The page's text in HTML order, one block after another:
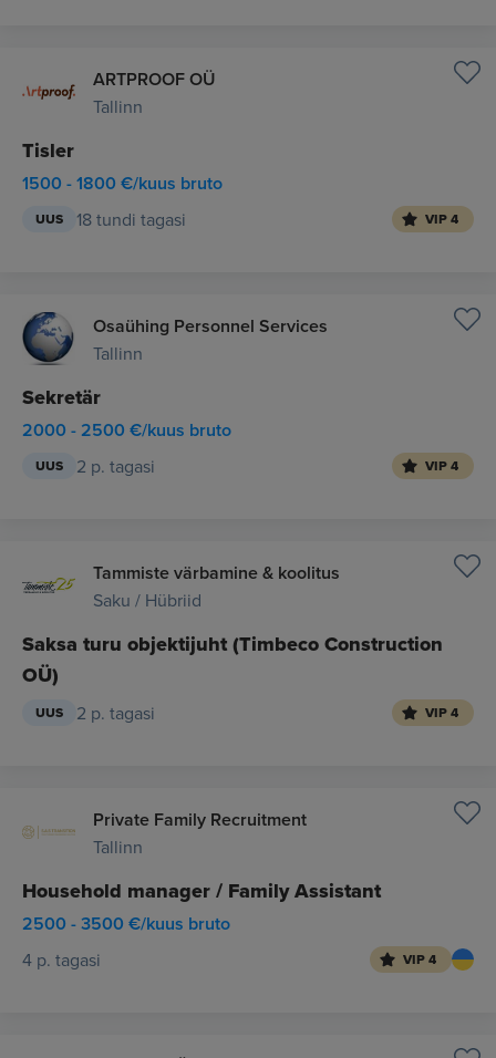
ARTPROOF OÜ
Tallinn
Tisler
1500 - 1800 €/kuus bruto
UUS 18 tundi tagasi VIP 4
Osaühing Personnel Services
Tallinn
Sekretär
2000 - 2500 €/kuus bruto
UUS 2 p. tagasi VIP 4
Tammiste värbamine & koolitus
Saku / Hübriid
Saksa turu objektijuht (Timbeco Construction
OÜ)
UUS 2 p. tagasi VIP 4
Private Family Recruitment
Tallinn
Household manager / Family Assistant
2500 - 3500 €/kuus bruto
4 p. tagasi VIP 4